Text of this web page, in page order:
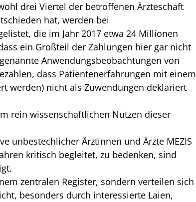
drei Viertel der betroffenen Ärzteschaft
hat, werden bei
die im Jahr 2017 etwa 24 Millionen
ein Großteil der Zahlungen hier gar nicht
Anwendungsbeobachtungen von
dass Patientenerfahrungen mit einem
werden) nicht als Zuwendungen deklariert
rein wissenschaftlichen Nutzen dieser
unbestechlicher Ärztinnen und Ärzte MEZIS
kritisch begleitet, zu bedenken, sind
zentralen Register, sondern verteilen sich
besonders durch interessierte Laien,